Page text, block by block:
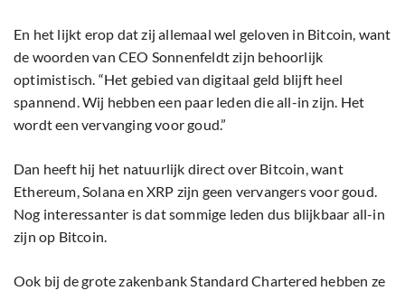
En het lijkt erop dat zij allemaal wel geloven in Bitcoin, want
de woorden van CEO Sonnenfeldt zijn behoorlijk
optimistisch. “Het gebied van digitaal geld blijft heel
spannend. Wij hebben een paar leden die all-in zijn. Het
wordt een vervanging voor goud.”
Dan heeft hij het natuurlijk direct over Bitcoin, want
Ethereum, Solana en XRP zijn geen vervangers voor goud.
Nog interessanter is dat sommige leden dus blijkbaar all-in
zijn op Bitcoin.
Ook bij de grote zakenbank Standard Chartered hebben ze